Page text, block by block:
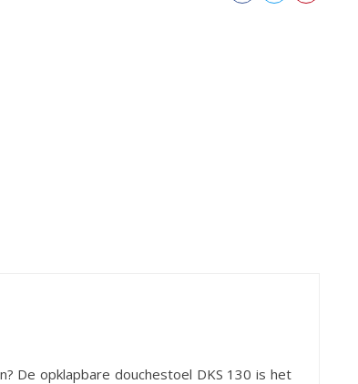
De opklapbare douchestoel DKS 130 is het